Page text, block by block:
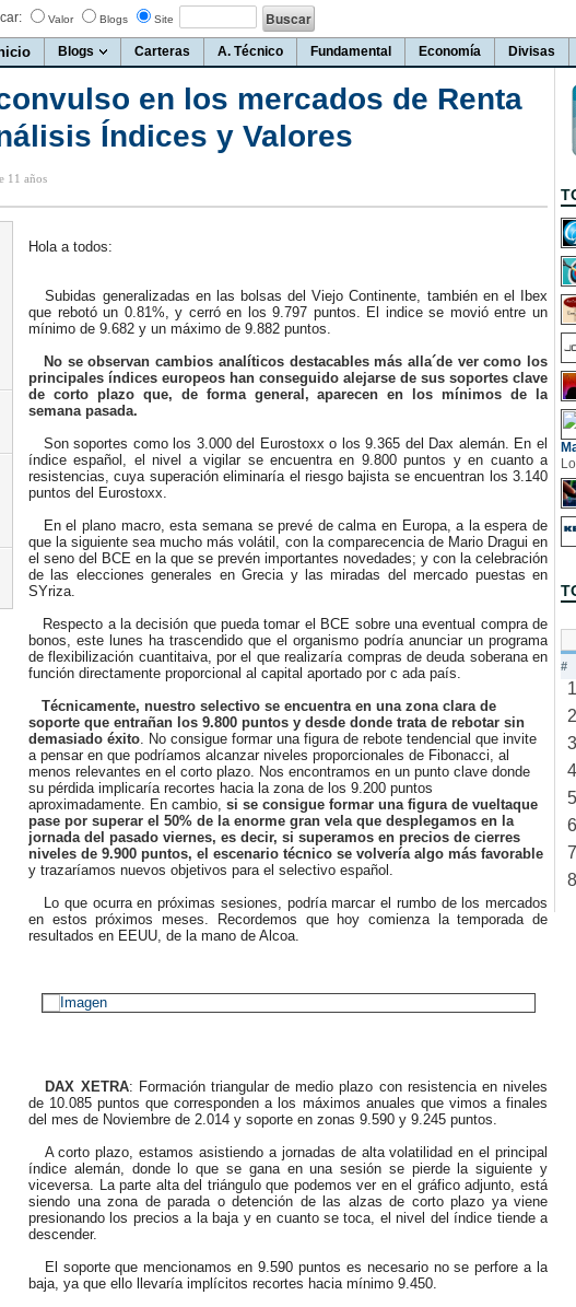
Valor Blogs Site
Blogs Carteras A. Técnico Fundamental Economía Divisas
en los mercados de Renta
Índices y Valores
11 años
Hola a todos:
Subidas generalizadas en las bolsas del Viejo Continente, también en el Ibex
que rebotó un 0.81%, y cerró en los 9.797 puntos. El indice se movió entre un
mínimo de 9.682 y un máximo de 9.882 puntos.
No se observan cambios analíticos destacables más alla´de ver como los
principales índices europeos han conseguido alejarse de sus soportes clave
de corto plazo que, de forma general, aparecen en los mínimos de la
semana pasada.
Son soportes como los 3.000 del Eurostoxx o los 9.365 del Dax alemán. En el
índice español, el nivel a vigilar se encuentra en 9.800 puntos y en cuanto a
resistencias, cuya superación eliminaría el riesgo bajista se encuentran los 3.140
puntos del Eurostoxx.
En el plano macro, esta semana se prevé de calma en Europa, a la espera de
que la siguiente sea mucho más volátil, con la comparecencia de Mario Dragui en
el seno del BCE en la que se prevén importantes novedades; y con la celebración
de las elecciones generales en Grecia y las miradas del mercado puestas en
SYriza.
Respecto a la decisión que pueda tomar el BCE sobre una eventual compra de
bonos, este lunes ha trascendido que el organismo podría anunciar un programa
de flexibilización cuantitaiva, por el que realizaría compras de deuda soberana en
función directamente proporcional al capital aportado por c ada país.
Técnicamente, nuestro selectivo se encuentra en una zona clara de
soporte que entrañan los 9.800 puntos y desde donde trata de rebotar sin
demasiado éxito. No consigue formar una figura de rebote tendencial que invite
a pensar en que podríamos alcanzar niveles proporcionales de Fibonacci, al
menos relevantes en el corto plazo. Nos encontramos en un punto clave donde
su pérdida implicaría recortes hacia la zona de los 9.200 puntos
aproximadamente. En cambio, si se consigue formar una figura de vueltaque
pase por superar el 50% de la enorme gran vela que desplegamos en la
jornada del pasado viernes, es decir, si superamos en precios de cierres
niveles de 9.900 puntos, el escenario técnico se volvería algo más favorable
y trazaríamos nuevos objetivos para el selectivo español.
Lo que ocurra en próximas sesiones, podría marcar el rumbo de los mercados
en estos próximos meses. Recordemos que hoy comienza la temporada de
resultados en EEUU, de la mano de Alcoa.
DAX XETRA: Formación triangular de medio plazo con resistencia en niveles
de 10.085 puntos que corresponden a los máximos anuales que vimos a finales
del mes de Noviembre de 2.014 y soporte en zonas 9.590 y 9.245 puntos.
A corto plazo, estamos asistiendo a jornadas de alta volatilidad en el principal
índice alemán, donde lo que se gana en una sesión se pierde la siguiente y
viceversa. La parte alta del triángulo que podemos ver en el gráfico adjunto, está
siendo una zona de parada o detención de las alzas de corto plazo ya viene
presionando los precios a la baja y en cuanto se toca, el nivel del índice tiende a
descender.
El soporte que mencionamos en 9.590 puntos es necesario no se perfore a la
baja, ya que ello llevaría implícitos recortes hacia mínimo 9.450.
#
1
2
3
4
5
6
7
8